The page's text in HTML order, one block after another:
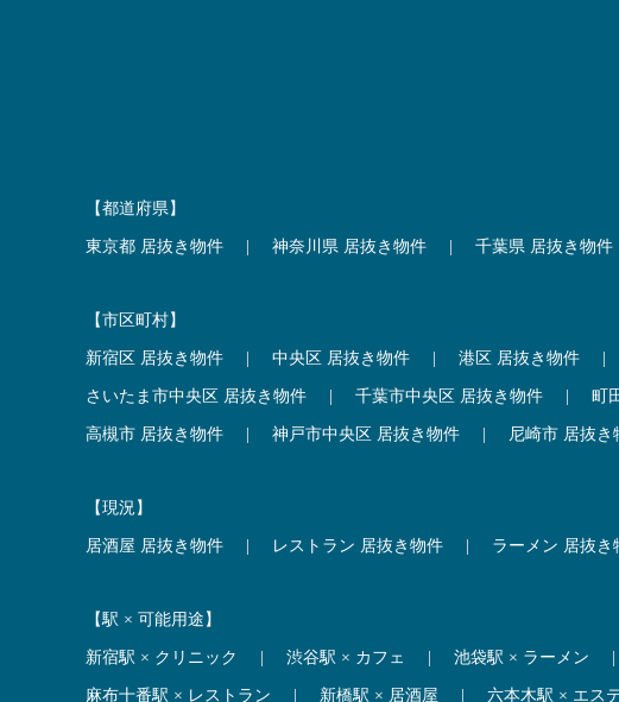
【都道府県】
東京都 居抜き物件 神奈川県 居抜き物件 千葉県 居抜き物件
【市区町村】
新宿区 居抜き物件 中央区 居抜き物件 港区 居抜き物件
さいたま市中央区 居抜き物件 千葉市中央区 居抜き物件 町
高槻市 居抜き物件 神戸市中央区 居抜き物件 尼崎市 居抜き
【現況】
居酒屋 居抜き物件 レストラン 居抜き物件 ラーメン 居抜き
【駅 × 可能用途】
新宿駅 × クリニック 渋谷駅 × カフェ 池袋駅 × ラーメン
麻布十番駅 × レストラン 新橋駅 × 居酒屋 六本木駅 × エス